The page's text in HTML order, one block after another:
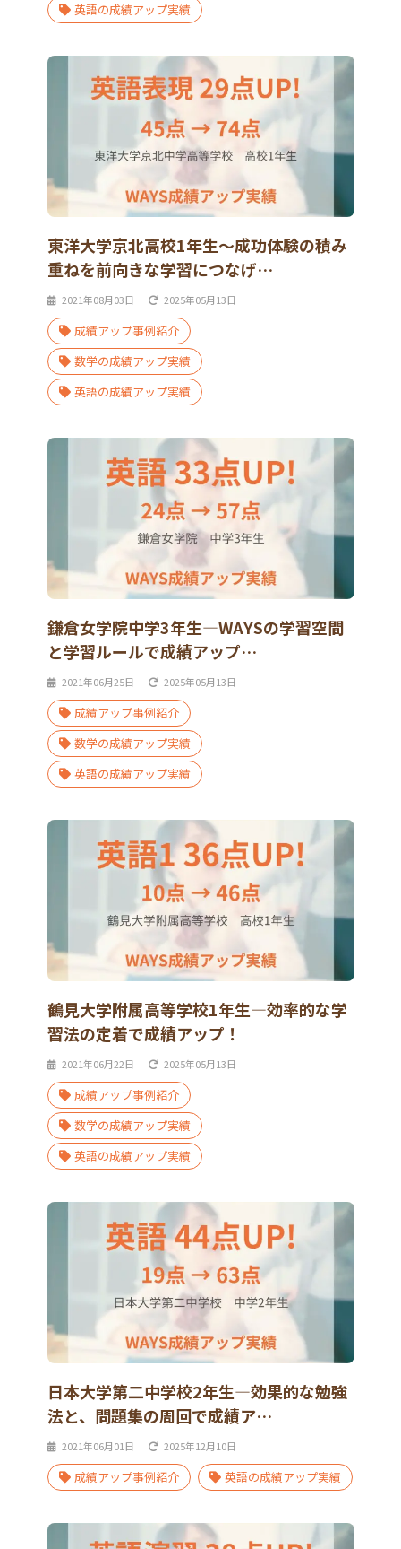
英語の成績アップ実績
東洋大学京北高校1年生～成功体験の積み
重ねを前向きな学習につなげ…
2021年08月03日 2025年05月13日
成績アップ事例紹介
数学の成績アップ実績
英語の成績アップ実績
鎌倉女学院中学3年生―WAYSの学習空間
と学習ルールで成績アップ…
2021年06月25日 2025年05月13日
成績アップ事例紹介
数学の成績アップ実績
英語の成績アップ実績
鶴見大学附属高等学校1年生―効率的な学
習法の定着で成績アップ！
2021年06月22日 2025年05月13日
成績アップ事例紹介
数学の成績アップ実績
英語の成績アップ実績
日本大学第二中学校2年生―効果的な勉強
法と、問題集の周回で成績ア…
2021年06月01日 2025年12月10日
成績アップ事例紹介 英語の成績アップ実績